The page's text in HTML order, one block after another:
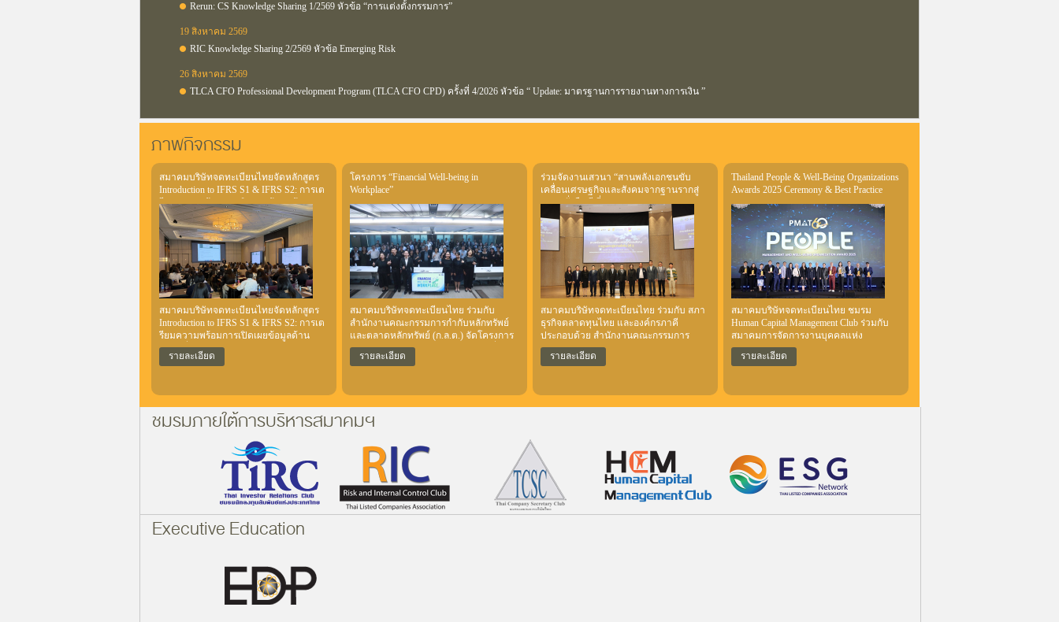
Rerun: CS Knowledge Sharing 1/2569 หัวข้อ “การแต่งตั้งกรรมการ”
19 สิงหาคม 2569
RIC Knowledge Sharing 2/2569 หัวข้อ Emerging Risk
26 สิงหาคม 2569
TLCA CFO Professional Development Program (TLCA CFO CPD) ครั้งที่ 4/2026 หัวข้อ “ Update: มาตรฐานการรายงานทางการเงิน ”
ภาพกิจกรรม
สมาคมบริษัทจดทะเบียนไทยจัดหลักสูตร
Introduction to IFRS S1 & IFRS S2: การเต
รียมความพร้อมการเปิดเผยข้อมูลด้าน
ความยั่งยืนของบริษัทจดทะเบียน
สมาคมบริษัทจดทะเบียนไทยจัดหลักสูตร
Introduction to IFRS S1 & IFRS S2: การเต
รียมความพร้อมการเปิดเผยข้อมูลด้าน
ความยั่งยืนของบริษัทจดทะเบียน (จำนวน
2 วัน) เมื่อวันที่ 20 และ 23 กรกฎาคม 2569
เพื่อสร้างความรู้และความเข้าใจเกี่ยวกับ
หลักการและแนวทางการเปิดเผยข้อมูล
ด้านความยั่งยืนตามมาตรฐาน IFRS S1 /
ข้อมูลด้านความยั่งยืนตามมาตรฐาน IFRS
S1 และ IFRS S2 กับข้อมูลทางการเงิน
รายละเอียด
โครงการ “Financial Well-being in
Workplace”
สมาคมบริษัทจดทะเบียนไทย ร่วมกับ
สำนักงานคณะกรรมการกำกับหลักทรัพย์
และตลาดหลักทรัพย์ (ก.ล.ต.) จัดโครงการ
“Financial Well-being in Workplace” เพื่อส่ง
เสริมให้บริษัทจดทะเบียนเห็นความสำคัญ
ความรู้การเงินการลงทุน ใช้ตลาดทุนเป็น
เพียงพอรองรับยามเกษียณ โดย ก.ล.ต.
(Toolkits) ที่ให้ HR สามารถนำไปใช้จัด
กิจกรรมส่งเสริมความรู้ในองค์กรได้ ซึ่งจัด
ขึ้นเมื่อวันที่ 6 และ 8 พฤษภาคม 2569 ณ
สำนักงาน ก.ล.ต. โดยมีผู้บริหารและผู้ดูแล
งานด้านทรัพยากรบุคคล (HR) จากบริษัท
จดทะเบียนเข้าร่วมจำนวน 80 แห่ง รวม
รายละเอียด
ร่วมจัดงานเสวนา “สานพลังเอกชนขับ
เคลื่อนเศรษฐกิจและสังคมจากฐานรากสู่
ความยั่งยืน ปีที่ 3”
สมาคมบริษัทจดทะเบียนไทย ร่วมกับ สภา
ธุรกิจตลาดทุนไทย และองค์กรภาคี
ประกอบด้วย สำนักงานคณะกรรมการ
กำกับหลักทรัพย์และตลาดหลักทรัพย์
ตลาดหลักทรัพย์แห่งประเทศไทย
(องค์การมหาชน) สำนักงานส่งเสริม
“สานพลังเอกชนขับเคลื่อนเศรษฐกิจและ
สังคมจากฐานรากสู่ความยั่งยืน ปีที่ 3” เมื่อ
วันศุกร์ที่ 6 มีนาคม 2569 ณ หอประชุม
ศาสตราจารย์สังเวียน อินทรวิชัย ชั้น 7
อาคาร C ตลาดหลักทรัพย์แห่งประเทศไทย
รายละเอียด
Thailand People & Well-Being Organizations
Awards 2025 Ceremony & Best Practice
Sharing
สมาคมบริษัทจดทะเบียนไทย ชมรม
Human Capital Management Club ร่วมกับ
สมาคมการจัดการงานบุคคลแห่ง
ประเทศไทย (PMAT) คณะแพทยศาสตร์
จุฬาลงกรณ์มหาวิทยาลัย
รายละเอียด
ชมรมภายใต้การบริหารสมาคมฯ
Executive Education